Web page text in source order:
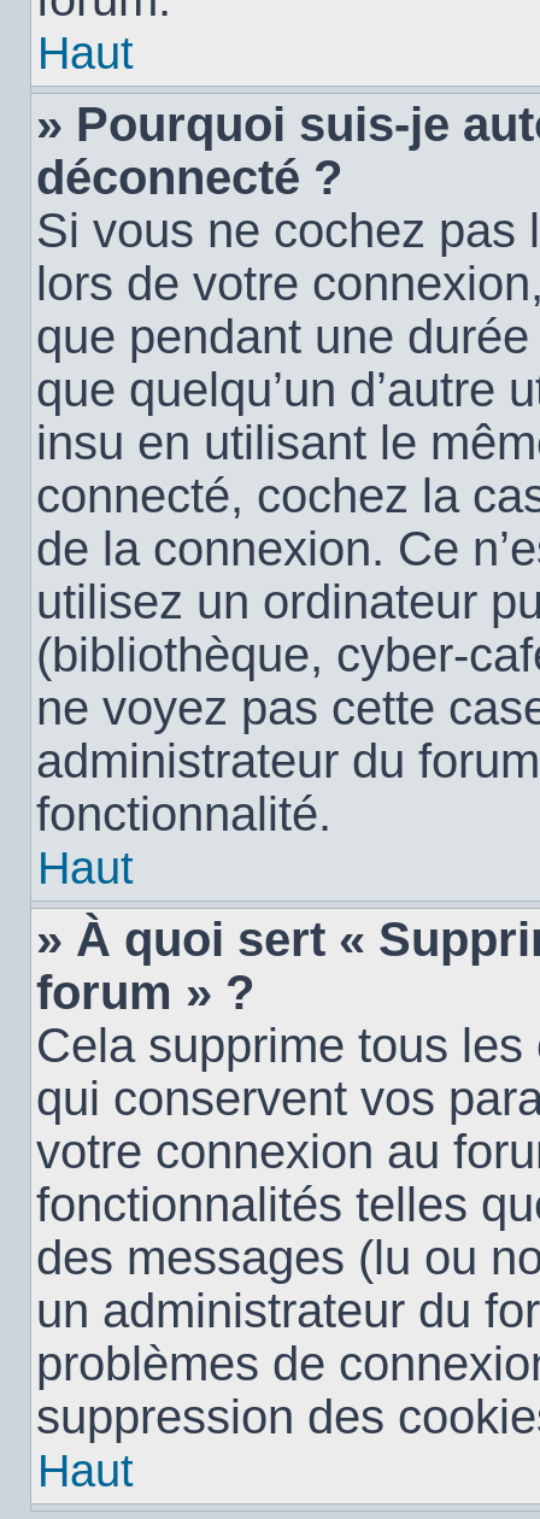
Haut
» Pourquoi suis-je
déconnecté ?
Si vous ne cochez
lors de votre
que pendant une
que quelqu’un d’autre
insu en utilisant le
connecté, cochez la
de la connexion. Ce
utilisez un ordinateur
(bibliothèque, cyber-
ne voyez pas cette
administrateur du
fonctionnalité.
Haut
» À quoi sert «
forum » ?
Cela supprime tous
qui conservent vos
votre connexion au
fonctionnalités telles
des messages (lu ou
un administrateur du
problèmes de
suppression des
Haut